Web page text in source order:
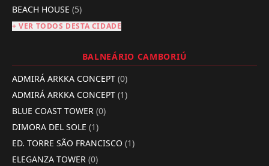
BEACH HOUSE (5)
+ VER TODOS DESTA CIDADE
BALNEÁRIO CAMBORIÚ
ADMIRÁ ARKKA CONCEPT (0)
ADMIRÁ ARKKA CONCEPT (1)
BLUE COAST TOWER (0)
DIMORA DEL SOLE (1)
ED. TORRE SÃO FRANCISCO (1)
ELEGANZA TOWER (0)